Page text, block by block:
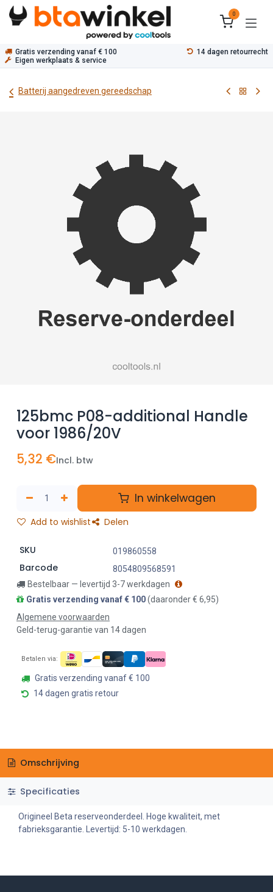
Overslaan naar inhoud
0
Gratis verzending vanaf € 100
14 dagen retourrecht
Eigen werkplaats & service
Batterij aangedreven gereedschap
125bmc P08-additional Handle
voor 1986/20V
5,32 €Incl. btw
In winkelwagen
Add to wishlist Delen
SKU 019860558
Barcode
8054809568591
Bestelbaar — levertijd 3-7 werkdagen
Gratis verzending vanaf € 100(daaronder € 6,95)
Algemene voorwaarden
Geld-terug-garantie van 14 dagen
Betalen via:
Gratis verzending vanaf € 100
14 dagen gratis retour
Omschrijving
Specificaties
Origineel Beta reserveonderdeel. Hoge kwaliteit, met
fabrieksgarantie. Levertijd: 5-10 werkdagen.